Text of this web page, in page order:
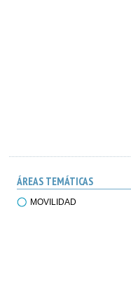
ÁREAS TEMÁTICAS
MOVILIDAD